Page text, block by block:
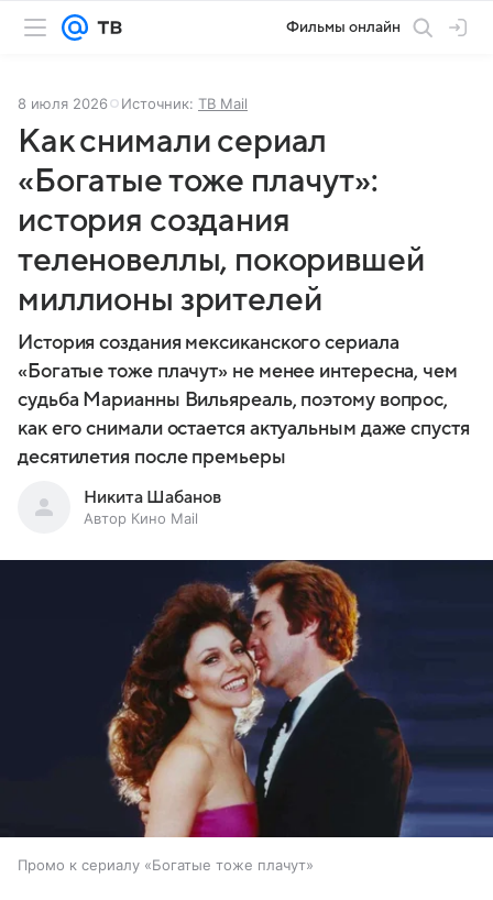
Фильмы онлайн
8 июля 2026 Источник: ТВ Mail
Как снимали сериал
«Богатые тоже плачут»:
история создания
теленовеллы, покорившей
миллионы зрителей
История создания мексиканского сериала
«Богатые тоже плачут» не менее интересна, чем
судьба Марианны Вильяреаль, поэтому вопрос,
как его снимали остается актуальным даже спустя
десятилетия после премьеры
Никита Шабанов
Автор Кино Mail
Промо к сериалу «Богатые тоже плачут»